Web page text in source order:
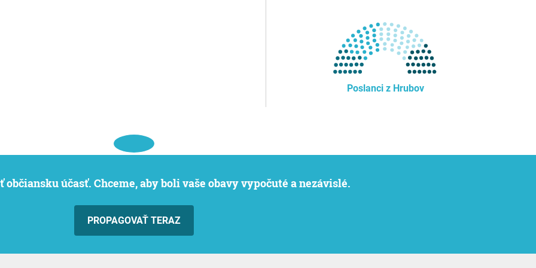
Poslanci z Hrubov
občiansku účasť. Chceme, aby boli vaše obavy vypočuté a nezávislé.
PROPAGOVAŤ TERAZ